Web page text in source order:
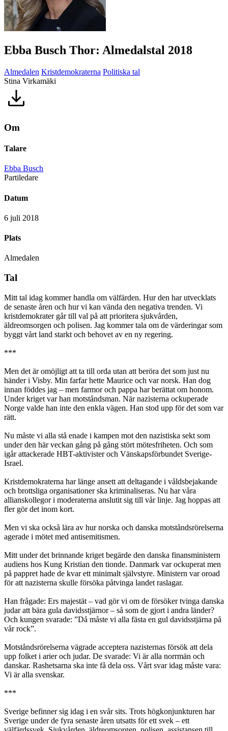
Ebba Busch Thor: Almedalstal 2018
Almedalen Kristdemokraterna Politiska tal
Stina Virkamäki
Om
Talare
Ebba Busch
Partiledare
Datum
6 juli 2018
Plats
Almedalen
Tal
Mitt tal idag kommer handla om välfärden. Hur den har utvecklats
de senaste åren och hur vi kan vända den negativa trenden. Vi
kristdemokrater går till val på att prioritera sjukvården,
äldreomsorgen och polisen. Jag kommer tala om de värderingar som
byggt vårt land starkt och behovet av en ny regering.
***
Men det är omöjligt att ta till orda utan att beröra det som just nu
händer i Visby. Min farfar hette Maurice och var norsk. Han dog
innan föddes jag – men farmor och pappa har berättat om honom.
Under kriget var han motståndsman. När nazisterna ockuperade
Norge valde han inte den enkla vägen. Han stod upp för det som var
rätt.
Nu måste vi alla stå enade i kampen mot den nazistiska sekt som
under den här veckan gång på gång stört mötesfriheten. Och som
igår attackerade HBT-aktivister och Vänskapsförbundet Sverige-
Israel.
Kristdemokraterna har länge ansett att deltagande i våldsbejakande
och brottsliga organisationer ska kriminaliseras. Nu har våra
allianskollegor i moderaterna anslutit sig till vår linje. Jag hoppas att
fler gör det inom kort.
Men vi ska också lära av hur norska och danska motståndsrörelserna
agerade i mötet med antisemitismen.
Mitt under det brinnande kriget begärde den danska finansministern
audiens hos Kung Kristian den tionde. Danmark var ockuperat men
på pappret hade de kvar ett minimalt självstyre. Ministern var oroad
för att nazisterna skulle försöka påtvinga landet raslagar.
Han frågade: Ers majestät – vad gör vi om de försöker tvinga danska
judar att bära gula davidsstjärnor – så som de gjort i andra länder?
Och kungen svarade: ”Då måste vi alla fästa en gul davidsstjärna på
vår rock”.
Motståndsrörelserna vägrade acceptera nazisternas försök att dela
upp folket i arier och judar. De svarade: Vi är alla norrmän och
danskar. Rashetsarna ska inte få dela oss. Vårt svar idag måste vara:
Vi är alla svenskar.
***
Sverige befinner sig idag i en svår sits. Trots högkonjunkturen har
Sverige under de fyra senaste åren utsatts för ett svek – ett